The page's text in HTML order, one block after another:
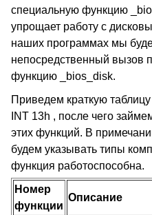
специальную функцию
упрощает работу с
наших программах мы
непосредственный вызов
функцию _bios_disk.
Приведем краткую
INT 13h , после чего
этих функций. В
будем указывать типы
функция работоспособна.
Номер
функции
Описание